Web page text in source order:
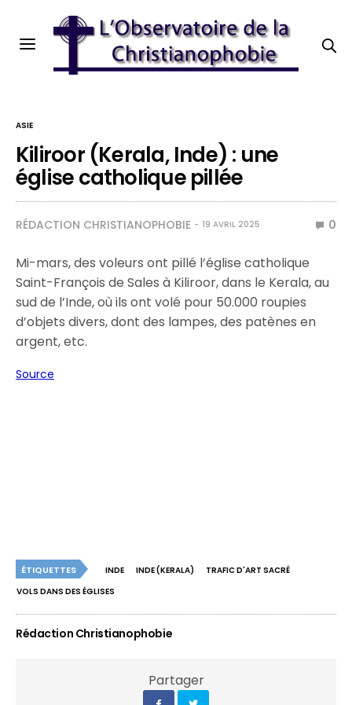
ASIE
Kiliroor (Kerala, Inde) : une
église catholique pillée
RÉDACTION CHRISTIANOPHOBIE 19 AVRIL 2025 0
Mi-mars, des voleurs ont pillé l’église catholique
Saint-François de Sales à Kiliroor, dans le Kerala, au
sud de l’Inde, où ils ont volé pour 50.000 roupies
d’objets divers, dont des lampes, des patènes en
argent, etc.
Source
ÉTIQUETTES INDE INDE (KERALA)
TRAFIC D'ART SACRÉ
VOLS DANS DES ÉGLISES
Rédaction Christianophobie
Partager